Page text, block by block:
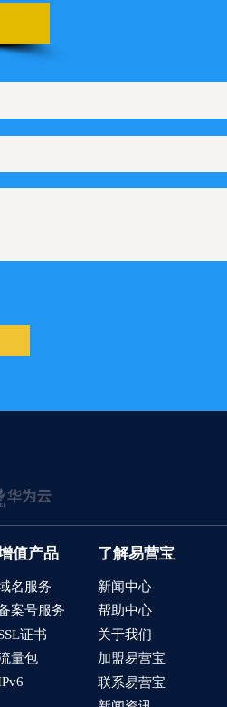
值产品
名服务
案号服务
证书
量包
了解易营宝
新闻中心
帮助中心
关于我们
加盟易营宝
联系易营宝